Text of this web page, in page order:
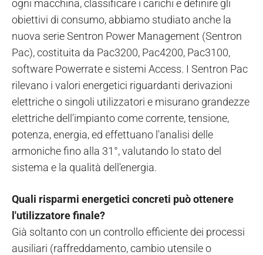
ogni macchina, classificare i carichi e definire gli
obiettivi di consumo, abbiamo studiato anche la
nuova serie Sentron Power Management (Sentron
Pac), costituita da Pac3200, Pac4200, Pac3100,
software Powerrate e sistemi Access. I Sentron Pac
rilevano i valori energetici riguardanti derivazioni
elettriche o singoli utilizzatori e misurano grandezze
elettriche dell'impianto come corrente, tensione,
potenza, energia, ed effettuano l'analisi delle
armoniche fino alla 31°, valutando lo stato del
sistema e la qualità dell'energia.
Quali risparmi energetici concreti può ottenere
l'utilizzatore finale?
Già soltanto con un controllo efficiente dei processi
ausiliari (raffreddamento, cambio utensile o